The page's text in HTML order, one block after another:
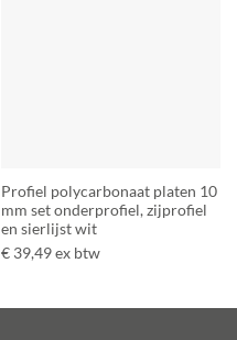
Profiel polycarbonaat platen 10
mm set onderprofiel, zijprofiel
en sierlijst wit
€39,49 ex btw